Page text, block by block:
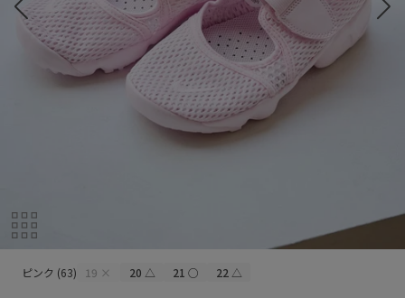
ピンク (63) 19 × 20 △ 21 ○ 22 △